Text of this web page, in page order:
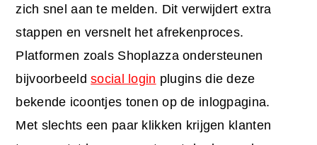
zich snel aan te melden. Dit verwijdert extra
stappen en versnelt het afrekenproces.
Platformen zoals Shoplazza ondersteunen
bijvoorbeeldsocial login plugins die deze
bekende icoontjes tonen op de inlogpagina.
Met slechts een paar klikken krijgen klanten